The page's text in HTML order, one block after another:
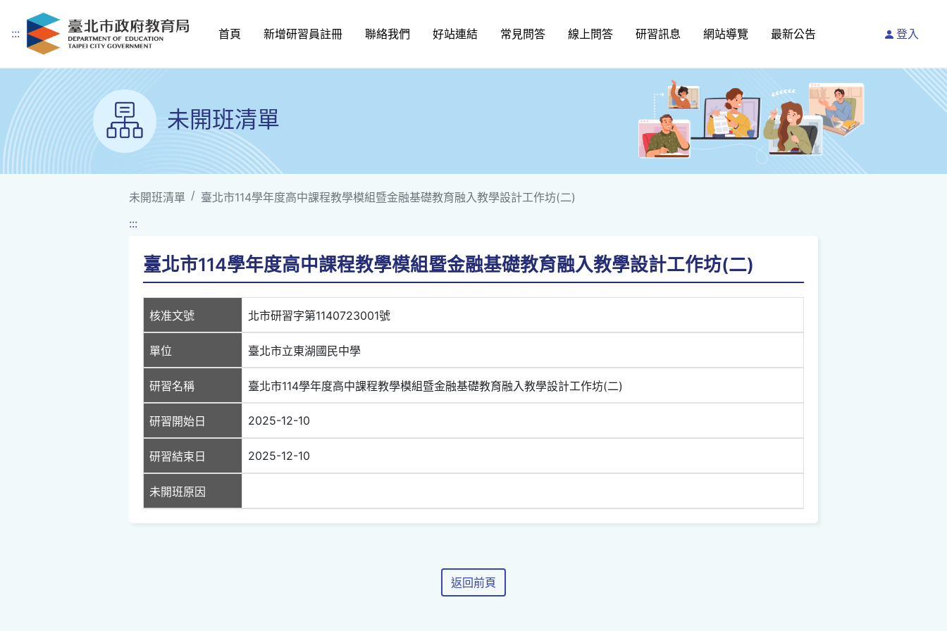
跳到主要內容
::: 首頁 新增研習員註冊 聯絡我們 好站連結 常見問答 線上問答 研習訊息 網站導覽 最新公告 登入
未開班清單
未開班清單
臺北市114學年度高中課程教學模組暨金融基礎教育融入教學設計工作坊(二)
:::
臺北市114學年度高中課程教學模組暨金融基礎教育融入教學設計工作坊(二)
核准文號 北市研習字第1140723001號
單位 臺北市立東湖國民中學
研習名稱 臺北市114學年度高中課程教學模組暨金融基礎教育融入教學設計工作坊(二)
研習開始日 2025-12-10
研習結束日 2025-12-10
未開班原因
返回前頁